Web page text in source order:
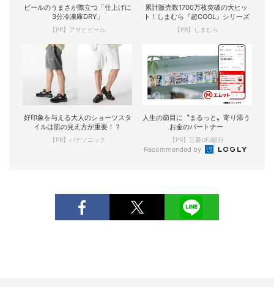
ビールのうまさが際立つ「仕上げに
3分冷凍庫DRY」
【PR】アサヒビール
累計販売数1700万枚突破の大ヒッ
ト！しまむら『超COOL』シリーズ
【PR】しまむら
好印象を与える大人のショーツスタ
イルは肌の見え方が重要！？
【PR】パナソニック
人生の節目に〝まるっと〟寄り添う
お金のパートナー
【PR】三菱UFJ銀行
Recommended by